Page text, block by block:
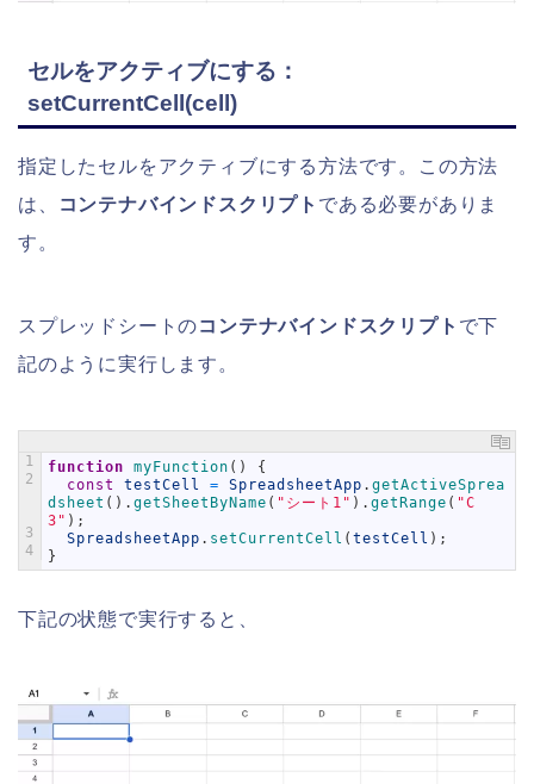
セルをアクティブにする：
setCurrentCell(cell)
指定したセルをアクティブにする方法です。この方法
は、
コンテナバインドスクリプト である必要がありま
す。
スプレッドシートのコンテナバインドスクリプト で下
記のように実行します。
1
2
3
4
function myFunction ( )
{
const
testCell = SpreadsheetApp . getActiveSprea
dsheet ( ) . getSheetByName ( "シート1" ) . getRange ( "C
3" ) ;
SpreadsheetApp . setCurrentCell ( testCell ) ;
}
下記の状態で実行すると、